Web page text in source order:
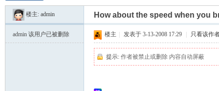
楼主: admin How about the speed when you
admin 该用户已被删除 楼主 发表于 3-13-2008 17:29 只看该作
提示: 作者被禁止或删除 内容自动屏蔽